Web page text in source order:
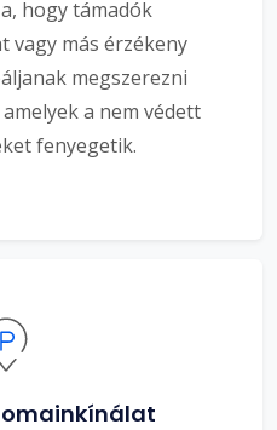
hogy támadók
vagy más érzékeny
megszerezni
a nem védett
fenyegetik.